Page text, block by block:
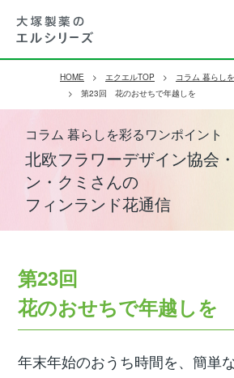
HOME エクエルTOP
コラム 暮らし
第23回 花のおせちで年越しを
コラム 暮らしを彩るワンポイント
北欧フラワーデザイン協会
ン・クミさんの
フィンランド花通信
第23回
花のおせちで年越しを
年末年始のおうち時間を、簡単